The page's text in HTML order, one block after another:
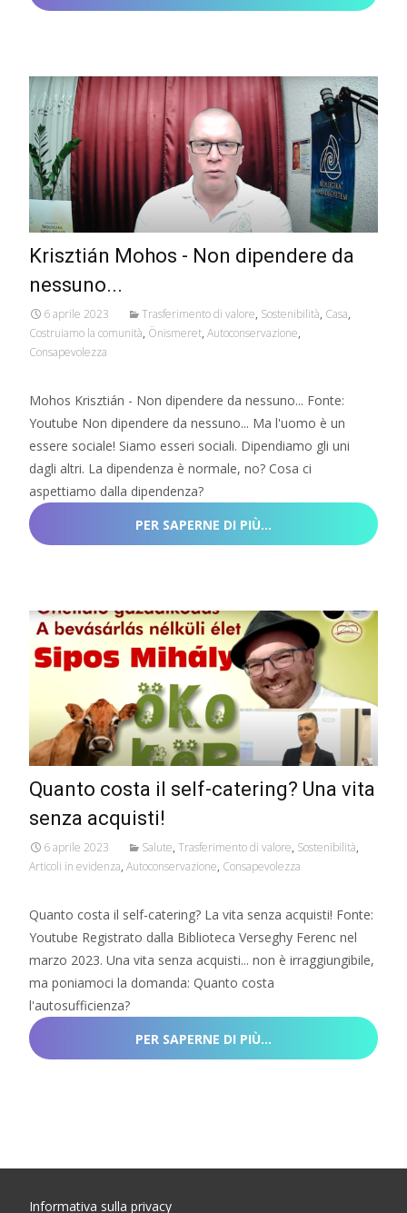
Krisztián Mohos - Non dipendere da
nessuno...
6 aprile 2023 Trasferimento di valore, Sostenibilità, Casa,
Costruiamo la comunità, Önismeret, Autoconservazione,
Consapevolezza
Mohos Krisztián - Non dipendere da nessuno... Fonte:
Youtube Non dipendere da nessuno... Ma l'uomo è un
essere sociale! Siamo esseri sociali. Dipendiamo gli uni
dagli altri. La dipendenza è normale, no? Cosa ci
aspettiamo dalla dipendenza?
PER SAPERNE DI PIÙ…
Quanto costa il self-catering? Una vita
senza acquisti!
6 aprile 2023 Salute, Trasferimento di valore, Sostenibilità,
Articoli in evidenza, Autoconservazione, Consapevolezza
Quanto costa il self-catering? La vita senza acquisti! Fonte:
Youtube Registrato dalla Biblioteca Verseghy Ferenc nel
marzo 2023. Una vita senza acquisti... non è irraggiungibile,
ma poniamoci la domanda: Quanto costa
l'autosufficienza?
PER SAPERNE DI PIÙ…
Informativa sulla privacy